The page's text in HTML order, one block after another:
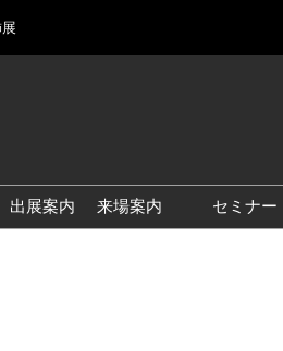
出展案内
来場案内
セミナー